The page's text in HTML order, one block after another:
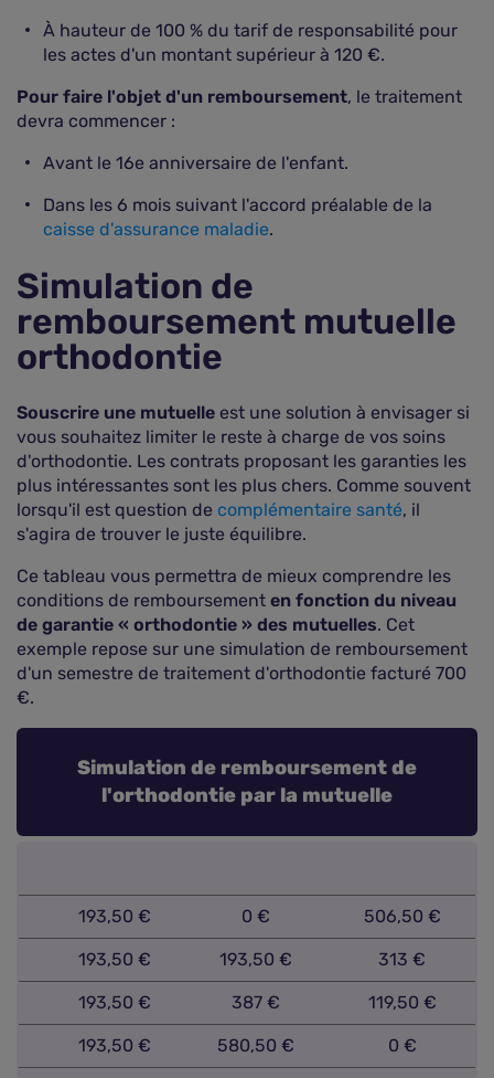
À hauteur de 100 % du tarif de responsabilité pour
les actes d'un montant supérieur à 120 €.
Pour faire l'objet d'un remboursement, le traitement
devra commencer :
Avant le 16e anniversaire de l'enfant.
Dans les 6 mois suivant l'accord préalable de la
caisse d'assurance maladie.
Simulation de
remboursement mutuelle
orthodontie
Souscrire une mutuelle est une solution à envisager si
vous souhaitez limiter le reste à charge de vos soins
d'orthodontie. Les contrats proposant les garanties les
plus intéressantes sont les plus chers. Comme souvent
lorsqu'il est question de complémentaire santé, il
s'agira de trouver le juste équilibre.
Ce tableau vous permettra de mieux comprendre les
conditions de remboursement en fonction du niveau
de garantie « orthodontie » des mutuelles. Cet
exemple repose sur une simulation de remboursement
d'un semestre de traitement d'orthodontie facturé 700
€.
Simulation de remboursement de
l'orthodontie par la mutuelle
193,50 € 0 € 506,50 €
193,50 € 193,50 € 313 €
193,50 € 387 € 119,50 €
193,50 € 580,50 € 0 €